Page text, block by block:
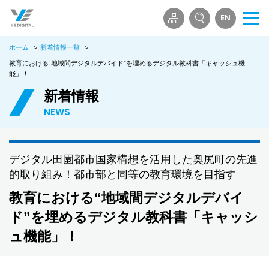
EN
メ
ホーム > 新着情報一覧 >
教育における“地域間デジタルデバイド”を埋めるデジタル教科書「キャッシュ機
能」！
新着情報
NEWS
デジタル田園都市国家構想を活用した奥尻町の先進
的取り組み！都市部と同等の教育環境を目指す
教育における“地域間デジタルデバイ
ド”を埋めるデジタル教科書「キャッシ
ュ機能」！